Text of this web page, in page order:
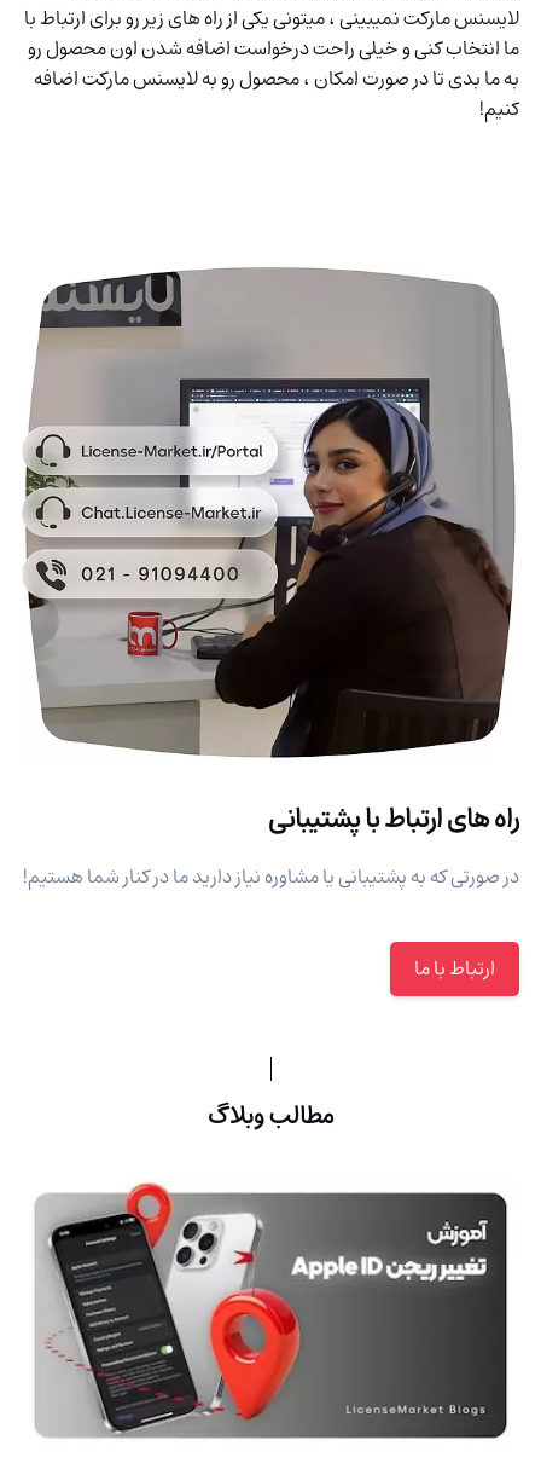
لایسنس مارکت نمیبینی ، میتونی یکی از راه های زیر رو برای ارتباط با
ما انتخاب کنی و خیلی راحت درخواست اضافه شدن اون محصول رو
به ما بدی تا در صورت امکان ، محصول رو به لایسنس مارکت اضافه
کنیم!
راه های ارتباط با پشتیبانی
در صورتی که به پشتیبانی یا مشاوره نیاز دارید ما در کنار شما هستیم!
ارتباط با ما
مطالب وبلاگ